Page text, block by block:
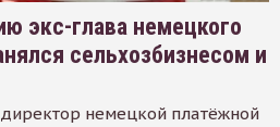
экс-глава немецкого
сельхозбизнесом и
немецкой платёжной